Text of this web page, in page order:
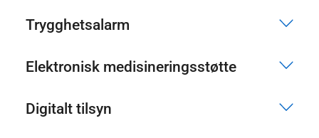
Trygghetsalarm
Elektronisk medisineringsstøtte
Digitalt tilsyn